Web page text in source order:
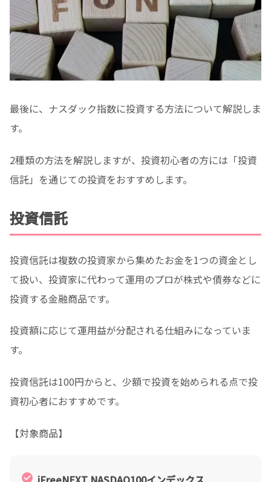
最後に、ナスダック指数に投資する方法について解説しま
す。
2種類の方法を解説しますが、投資初心者の方には「投資
信託」を通じての投資をおすすめします。
投資信託
投資信託は複数の投資家から集めたお金を1つの資金とし
て扱い、投資家に代わって運用のプロが株式や債券などに
投資する金融商品です。
投資額に応じて運用益が分配される仕組みになっていま
す。
投資信託は100円からと、少額で投資を始められる点で投
資初心者におすすめです。
【対象商品】